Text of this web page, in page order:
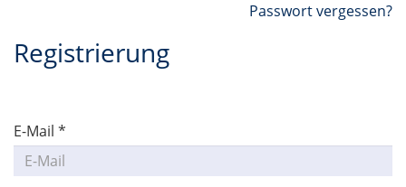
Passwort vergessen?
Registrierung
E-Mail *